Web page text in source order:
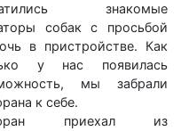
знакомые
собак с просьбой
в пристройстве. Как
у нас появилась
мы забрали
к себе.
приехал из